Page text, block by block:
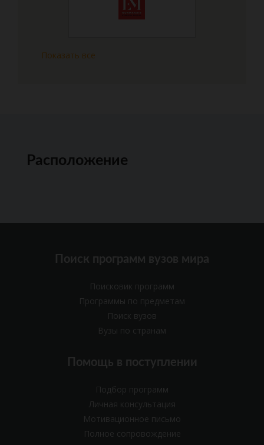
Показать все
Расположение
Поиск программ вузов мира
Поисковик программ
Программы по предметам
Поиск вузов
Вузы по странам
Помощь в поступлении
Подбор программ
Личная консультация
Мотивационное письмо
Полное сопровождение